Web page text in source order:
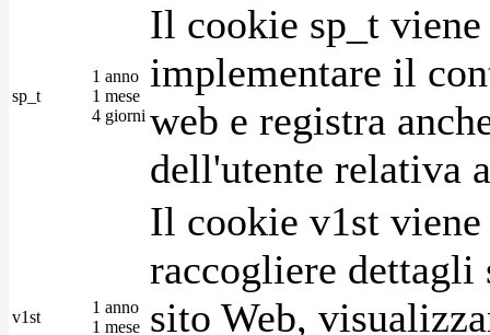
sp_t
1 anno
1 mese
4 giorni
Il cookie sp_t
implementare il
web e registra
dell'utente relativa
v1st
1 anno
1 mese
Il cookie v1st
raccogliere
sito Web,